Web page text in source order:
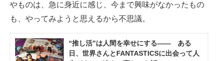
ITエンジニア向け専門サイト
企業向けIT製品の総合サイト
IT製品の技術・比較・事例
やものは、急に身近に感じ、今まで興味がなかったもの
も、やってみようと思えるから不思議。
“推し活”は人間を幸せにする―― ある
日、世界さんとFANTASTICSに出会って人